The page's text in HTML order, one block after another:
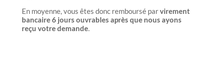
En moyenne, vous êtes donc remboursé parvirement
bancaire 6 jours ouvrables après que nous ayons
reçu votre demande.